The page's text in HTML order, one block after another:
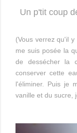
Un p'tit coup
(Vous verrez qu'il
me suis posée la
de dessécher la
conserver cette
l'éliminer. Puis je
vanille et du sucre,